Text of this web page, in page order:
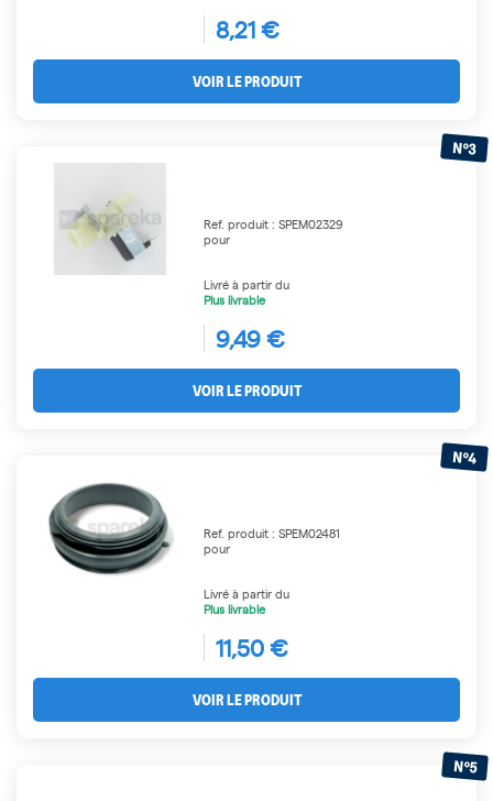
8,21 €
VOIR LE PRODUIT
N°3
Ref. produit : SPEM02329
pour
Livré à partir du
Plus livrable
9,49 €
VOIR LE PRODUIT
N°4
Ref. produit : SPEM02481
pour
Livré à partir du
Plus livrable
11,50 €
VOIR LE PRODUIT
N°5